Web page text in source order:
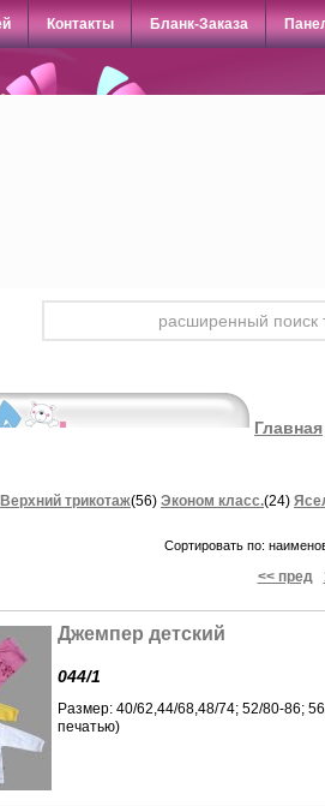
Контакты Бланк-Заказа
Главная
Верхний трикотаж(56) Эконом класс.(24)
Сортировать по:
<< пред
Джемпер детский
044/1
Размер: 40/62,44/68,48/74; 52/80-86;
печатью)